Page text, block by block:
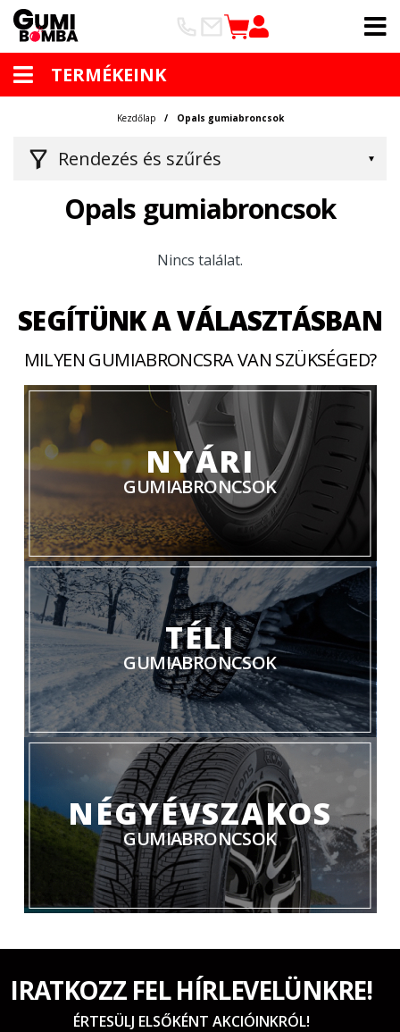
TERMÉKEINK
Rendezés és szűrés
Kezdőlap Opals gumiabroncsok
Opals gumiabroncsok
Nincs találat.
SEGÍTÜNK A VÁLASZTÁSBAN
MILYEN GUMIABRONCSRA VAN SZÜKSÉGED?
NYÁRI
GUMIABRONCSOK
TÉLI
GUMIABRONCSOK
NÉGYÉVSZAKOS
GUMIABRONCSOK
IRATKOZZ FEL HÍRLEVELÜNKRE!
ÉRTESÜLJ ELSŐKÉNT AKCIÓINKRÓL!